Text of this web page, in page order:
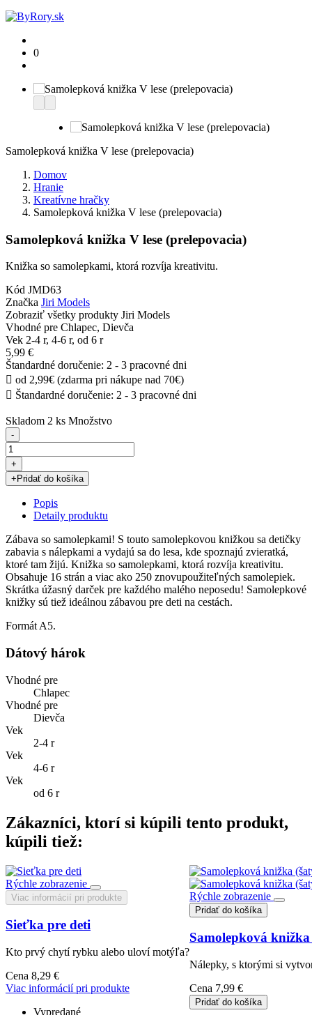
0
Samolepková knižka V lese (prelepovacia)
Domov
Hranie
Kreatívne hračky
Samolepková knižka V lese (prelepovacia)
Samolepková knižka V lese (prelepovacia)
Knižka so samolepkami, ktorá rozvíja kreativitu.
Kód JMD63
Značka Jiri Models
Zobraziť všetky produkty Jiri Models
Vhodné pre Chlapec, Dievča
Vek 2-4 r, 4-6 r, od 6 r
5,99 €
Štandardné doručenie: 2 - 3 pracovné dni
 od 2,99€ (zdarma pri nákupe nad 70€)
 Štandardné doručenie: 2 - 3 pracovné dni
Skladom 2 ks Množstvo
-
+
+ Pridať do košíka
Popis
Detaily produktu
Zábava so samolepkami! S touto samolepkovou knižkou sa detičky
zabavia s nálepkami a vydajú sa do lesa, kde spoznajú zvieratká,
ktoré tam žijú. Knižka so samolepkami, ktorá rozvíja kreativitu.
Obsahuje 16 strán a viac ako 250 znovupoužiteľných samolepiek.
Skrátka úžasný darček pre každého malého neposedu! Samolepkové
knižky sú tiež ideálnou zábavou pre deti na cestách.
Formát A5.
Dátový hárok
Vhodné pre
Chlapec
Vhodné pre
Dievča
Vek
2-4 r
Vek
4-6 r
Vek
od 6 r
Zákazníci, ktorí si kúpili tento produkt,
kúpili tiež:
Rýchle zobrazenie
Viac informácií pri produkte
Sieťka pre deti
Kto prvý chytí rybku alebo uloví motýľa?
Cena 8,29 €
Viac informácií pri produkte
Vypredané
Rýchle zobrazenie
Pridať do košíka
Samolepková
Nálepky, s ktorými si
Cena 7,99 €
Pridať do košíka